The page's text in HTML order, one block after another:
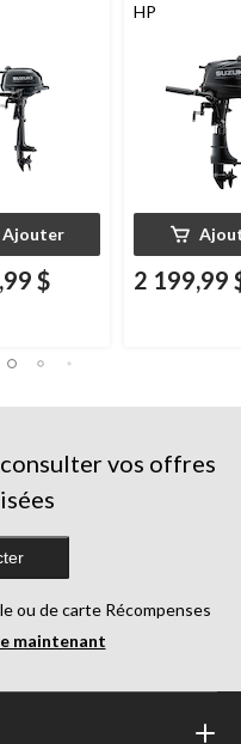
Ajouter
$
HP
2 199,99
vos offres
ou de carte Récompenses
maintenant